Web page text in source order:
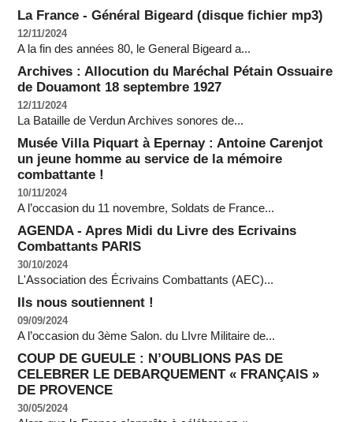
La France - Général Bigeard (disque fichier mp3)
12/11/2024
A la fin des années 80, le General Bigeard a...
Archives : Allocution du Maréchal Pétain Ossuaire
de Douamont 18 septembre 1927
12/11/2024
La Bataille de Verdun Archives sonores de...
Musée Villa Piquart à Epernay : Antoine Carenjot
un jeune homme au service de la mémoire
combattante !
10/11/2024
A l’occasion du 11 novembre, Soldats de France...
AGENDA - Apres Midi du Livre des Ecrivains
Combattants PARIS
30/10/2024
L'Association des Écrivains Combattants (AEC)...
Ils nous soutiennent !
09/09/2024
A l’occasion du 3ème Salon. du LIvre Militaire de...
COUP DE GUEULE : N’OUBLIONS PAS DE
CELEBRER LE DEBARQUEMENT « FRANÇAIS »
DE PROVENCE
30/05/2024